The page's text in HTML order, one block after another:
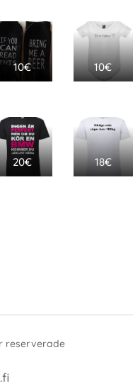
10€ 10€
20€ 18€
reserverade